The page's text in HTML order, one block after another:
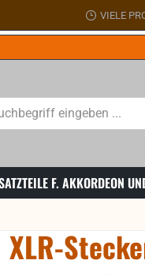
VIELE
F. AKKORDEON
XLR-